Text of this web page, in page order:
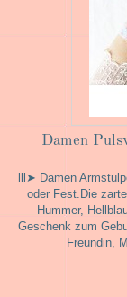
Damen
lll➤ Damen
oder Fest.Die
Hummer,
Geschenk zum
Freundin,